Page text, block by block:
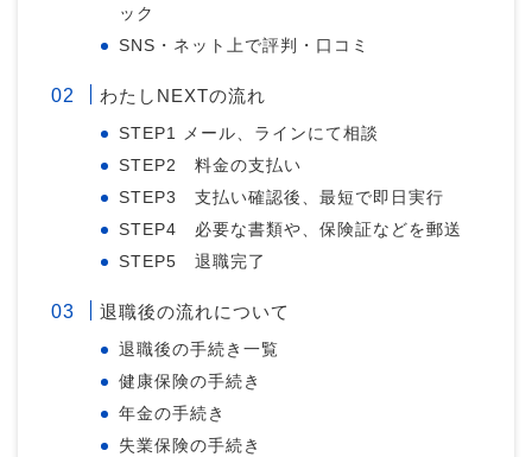
ック
SNS・ネット上で評判・口コミ
わたしNEXTの流れ
STEP1 メール、ラインにて相談
STEP2 料金の支払い
STEP3 支払い確認後、最短で即日実行
STEP4 必要な書類や、保険証などを郵送
STEP5 退職完了
退職後の流れについて
退職後の手続き一覧
健康保険の手続き
年金の手続き
失業保険の手続き